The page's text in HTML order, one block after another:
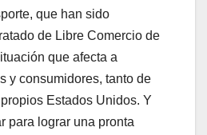
que han sido
de Libre Comercio de
que afecta a
y consumidores, tanto de
Estados Unidos. Y
para lograr una pronta